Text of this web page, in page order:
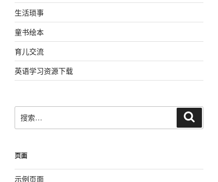
生活琐事
童书绘本
育儿交流
英语学习资源下载
搜
索：
页面
示例页面